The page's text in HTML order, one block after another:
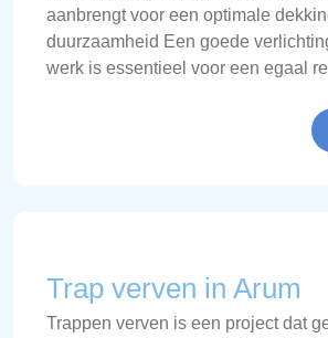
aanbrengt voor een optimale
duurzaamheid Een goede
werk is essentieel voor een egaal
Trap verven in Arum
Trappen verven is een project dat